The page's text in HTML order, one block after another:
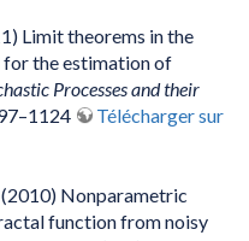
Limit theorems in the
the estimation of
Processes and their
Télécharger sur
Nonparametric
function from noisy